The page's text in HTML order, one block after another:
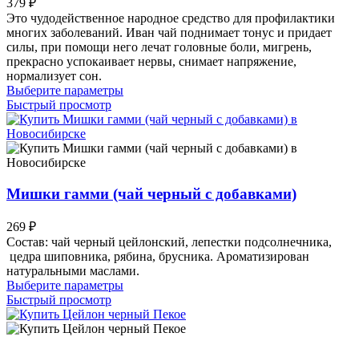
странице
товара.
379 ₽
Это чудодейственное народное средство для профилактики
многих заболеваний. Иван чай поднимает тонус и придает
силы, при помощи него лечат головные боли, мигрень,
прекрасно успокаивает нервы, снимает напряжение,
нормализует сон.
Выберите параметрыЭтот
имеет
вариаций.
выбрать
на
Быстрый просмотр
Мишки гамми (чай черный с добавками)
269 ₽
Состав: чай черный цейлонский, лепестки подсолнечника,
цедра шиповника, рябина, брусника. Ароматизирован
натуральными маслами.
Выберите параметрыЭтот
имеет
несколько
Быстрый просмотр